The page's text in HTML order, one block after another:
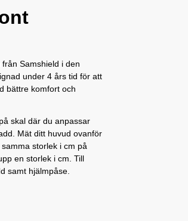
Samshield i den
under 4 års tid för att
bättre komfort och
skal där du anpassar
Mät ditt huvud ovanför
storlek i cm på
en storlek i cm. Till
samt hjälmpåse.